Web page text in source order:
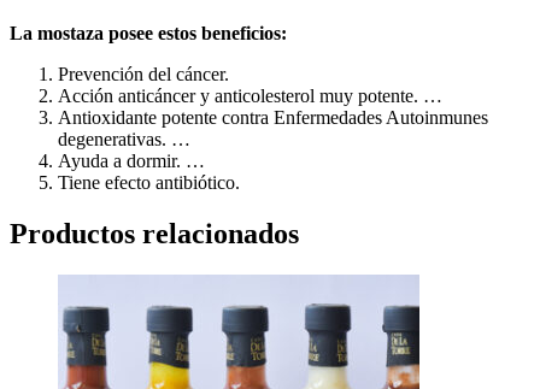
La mostaza posee estos beneficios:
Prevención del cáncer.
Acción anticáncer y anticolesterol muy potente. …
Antioxidante potente contra Enfermedades Autoinmunes
degenerativas. …
Ayuda a dormir. …
Tiene efecto antibiótico.
Productos relacionados